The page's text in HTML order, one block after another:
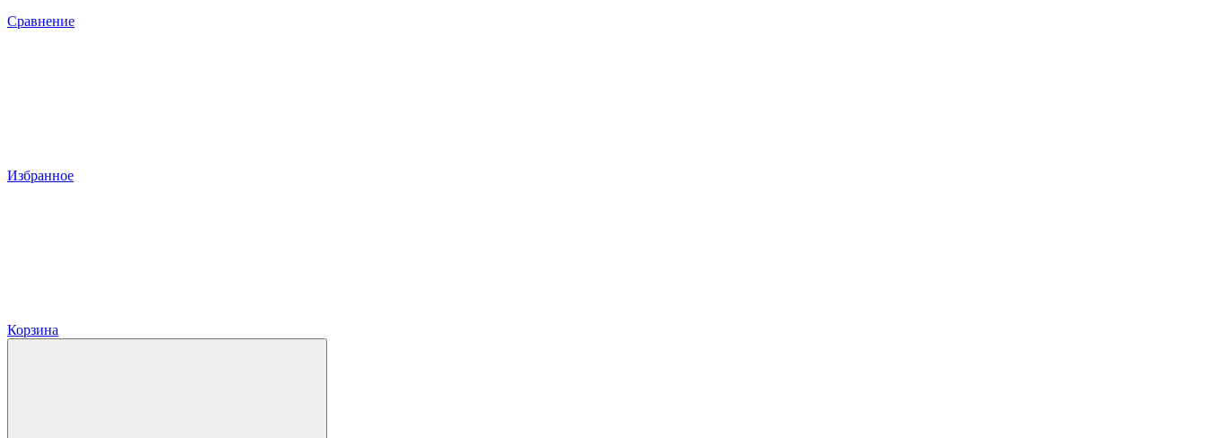
Сравнение
Избранное
Корзина